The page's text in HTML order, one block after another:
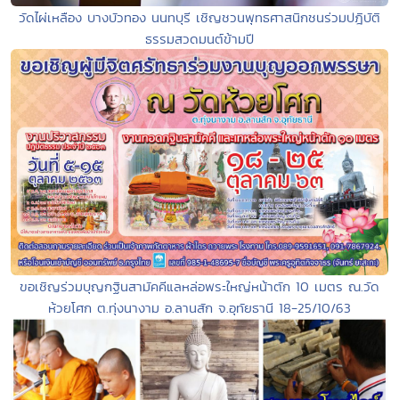
วัดไผ่เหลือง บางบัวทอง นนทบุรี เชิญชวนพุทธศาสนิกชนร่วมปฎิบัติ
ธรรมสวดมนต์ข้ามปี
ขอเชิญร่วมบุญกฐินสามัคคีแลหล่อพระใหญ่หน้าตัก 10 เมตร ณ.วัด
ห้วยโศก ต.ทุ่งนางาม อ.ลานสัก จ.อุทัยธานี 18-25/10/63